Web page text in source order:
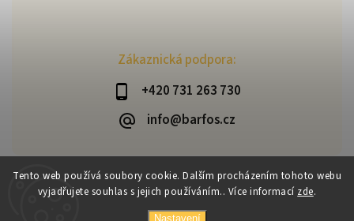
Tento web používá soubory cookie. Dalším procházením tohoto webu
vyjadřujete souhlas s jejich používáním.. Více informací zde.
Nastavení
Zákaznická podpora:
+420 731 263 730
info@barfos.cz
Copyright 2026Barfoš. Všechna práva vyhrazena.
VytvořilShoptet| Design